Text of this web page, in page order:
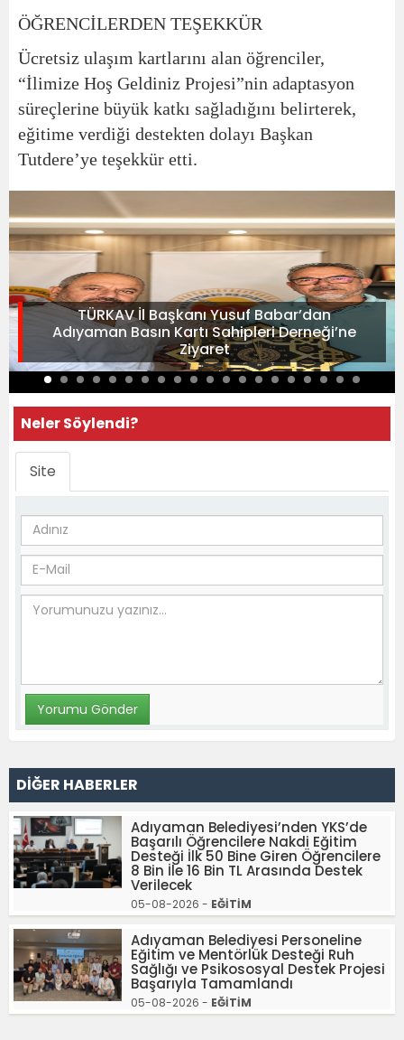
ÖĞRENCİLERDEN TEŞEKKÜR
Ücretsiz ulaşım kartlarını alan öğrenciler,
“İlimize Hoş Geldiniz Projesi”nin adaptasyon
süreçlerine büyük katkı sağladığını belirterek,
eğitime verdiği destekten dolayı Başkan
Tutdere’ye teşekkür etti.
TÜRKAV İl Başkanı Yusuf Babar’dan
Adıyaman Basın Kartı Sahipleri Derneği’ne
Ziyaret
Neler Söylendi?
Site
DİĞER HABERLER
Adıyaman Belediyesi’nden YKS’de
Başarılı Öğrencilere Nakdi Eğitim
Desteği İlk 50 Bine Giren Öğrencilere
8 Bin İle 16 Bin TL Arasında Destek
Verilecek
05-08-2026 - EĞİTİM
Adıyaman Belediyesi Personeline
Eğitim ve Mentörlük Desteği Ruh
Sağlığı ve Psikososyal Destek Projesi
Başarıyla Tamamlandı
05-08-2026 - EĞİTİM